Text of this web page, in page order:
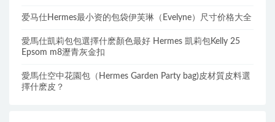
爱马仕Hermes最小资的包袋伊芙琳（Evelyne）尺寸价格大全
愛馬仕凱莉包包選擇什麽顏色最好 Hermes 凱莉包Kelly 25
Epsom m8瀝青灰金扣
愛馬仕空中花園包（Hermes Garden Party bag)皮材質皮料選
擇什麽皮？